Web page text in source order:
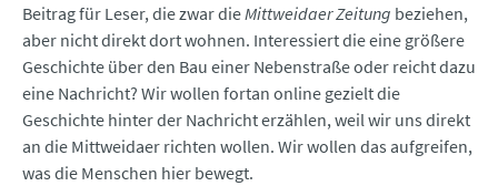
Beitrag für Leser, die zwar dieMittweidaer Zeitung beziehen,
aber nicht direkt dort wohnen. Interessiert die eine größere
Geschichte über den Bau einer Nebenstraße oder reicht dazu
eine Nachricht? Wir wollen fortan online gezielt die
Geschichte hinter der Nachricht erzählen, weil wir uns direkt
an die Mittweidaer richten wollen. Wir wollen das aufgreifen,
was die Menschen hier bewegt.